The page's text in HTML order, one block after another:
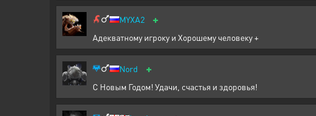
MYXA2 +
Адекватному игроку и Хорошему человеку +
Nord +
С Новым Годом! Удачи, счастья и здоровья!